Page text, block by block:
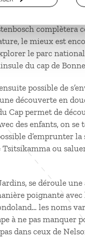
devant
ou sur la
complètera
le mieux est
le parc
du cap de
possible de
découverte en
Cap permet de
des enfants, on
d’emprunter
ou
se déroule
poignante
les noms
à ne pas
dans ceux de